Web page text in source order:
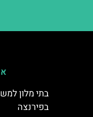
בתי מלון
בפירנצה